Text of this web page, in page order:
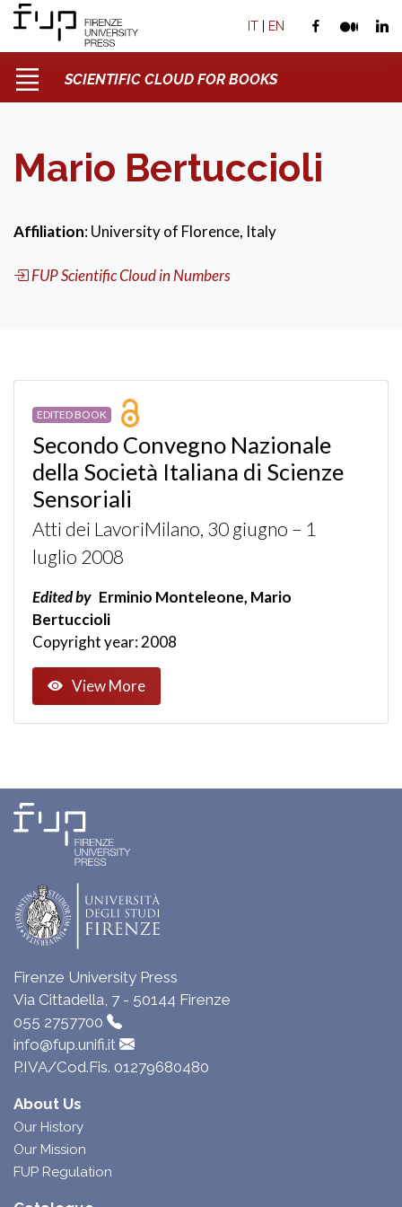
IT | EN
SCIENTIFIC CLOUD FOR BOOKS
Mario Bertuccioli
Affiliation: University of Florence, Italy
FUP Scientific Cloud in Numbers
EDITED BOOK
Secondo Convegno Nazionale
della Società Italiana di Scienze
Sensoriali
Atti dei LavoriMilano, 30 giugno – 1
luglio 2008
Edited by Erminio Monteleone, Mario
Bertuccioli
Copyright year: 2008
View More
Firenze University Press
Via Cittadella, 7 - 50144 Firenze
055 2757700
info@fup.unifi.it
P.IVA/Cod.Fis. 01279680480
About Us
Our History
Our Mission
FUP Regulation